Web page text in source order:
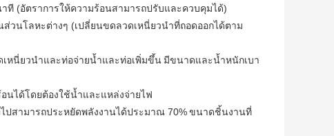
ที (อัตราการให้ความร้อนสามารถปรับและควบคุมได้)
วนโลหะต่างๆ (เปลี่ยนขดลวดเหนี่ยวนำที่ถอดออกได้ตาม
หนี่ยวนำและท่อจ่ายน้ำและท่อเพิ่มขึ้น มีขนาดและน้ำหนักเบา
นได้โดยต้องใช้น้ำและแหล่งจ่ายไฟ
สามารถประหยัดพลังงานได้ประมาณ 70%ขนาดชิ้นงานที่